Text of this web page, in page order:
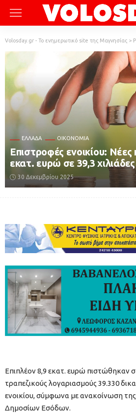
Volosday.gr - Το ενημερωτικό site της Μαγνησίας >
ΕΛΛΆΔΑ ΟΙΚΟΝΟΜΙΑ
Επιστροφές ενοικίου:
εκατ. ευρώ σε 39,3
30 Δεκεμβρίου 2025
Επιπλέον 8,9 εκατ. ευρώ πιστώθηκαν
τραπεζικούς λογαριασμούς 39.330
ενοικίου, σύμφωνα με ανακοίνωση
Δημοσίων Εσόδων.